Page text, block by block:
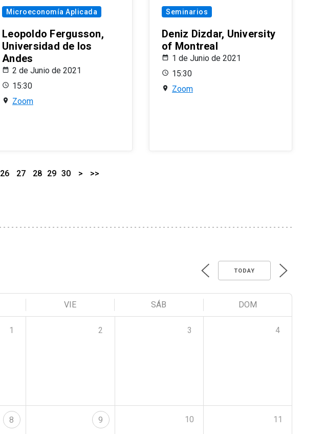
Microeconomía Aplicada
Leopoldo Fergusson,
Universidad de los
Andes
2 de Junio de 2021
15:30
Zoom
Seminarios
Deniz Dizdar, University
of Montreal
1 de Junio de 2021
15:30
Zoom
26 27 28 29 30 > >>
TODAY
VIE SÁB DOM
1 2 3 4
8 9 10 11